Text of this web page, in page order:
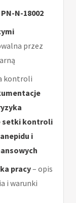
N-18002
przez
kontroli
setki kontroli
i
pracy– opis
i warunki